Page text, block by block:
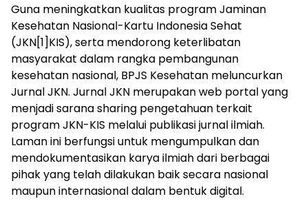
Guna meningkatkan kualitas program Jaminan
Kesehatan Nasional-Kartu Indonesia Sehat
(JKN[1]KIS), serta mendorong keterlibatan
masyarakat dalam rangka pembangunan
kesehatan nasional, BPJS Kesehatan meluncurkan
Jurnal JKN. Jurnal JKN merupakan web portal yang
menjadi sarana sharing pengetahuan terkait
program JKN-KIS melalui publikasi jurnal ilmiah.
Laman ini berfungsi untuk mengumpulkan dan
mendokumentasikan karya ilmiah dari berbagai
pihak yang telah dilakukan baik secara nasional
maupun internasional dalam bentuk digital.